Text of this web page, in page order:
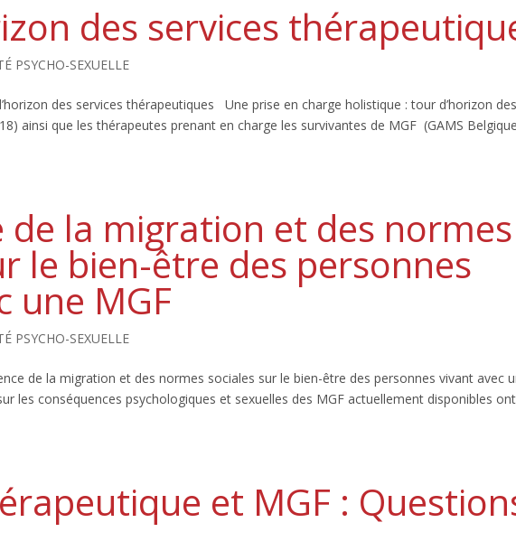
des services
PSYCHO-SEXUELLE
des services thérapeutiques Une prise en charge holistique : tour d’horizon
ainsi que les thérapeutes prenant en charge les survivantes de MGF (GAMS
de la migration et des normes
le bien-être des personnes
une MGF
PSYCHO-SEXUELLE
de la migration et des normes sociales sur le bien-être des personnes vivant avec
les conséquences psychologiques et sexuelles des MGF actuellement disponibles
et MGF :